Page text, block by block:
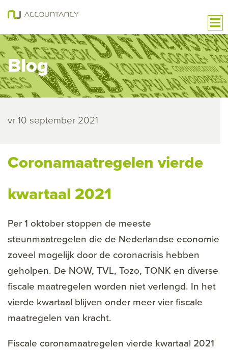
Blog
vr 10 september 2021
Coronamaatregelen vierde
kwartaal 2021
Per 1 oktober stoppen de meeste
steunmaatregelen die de Nederlandse economie
zoveel mogelijk door de coronacrisis hebben
geholpen. De NOW, TVL, Tozo, TONK en diverse
fiscale maatregelen worden niet verlengd. In het
vierde kwartaal blijven onder meer vier fiscale
maatregelen van kracht.
Fiscale coronamaatregelen vierde kwartaal 2021